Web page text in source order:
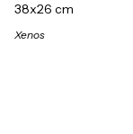
38x26 cm
Xenos